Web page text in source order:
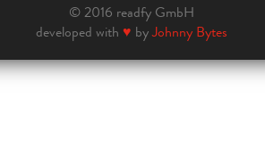
© 2016 readfy GmbH
developed with ♥ byJohnny Bytes